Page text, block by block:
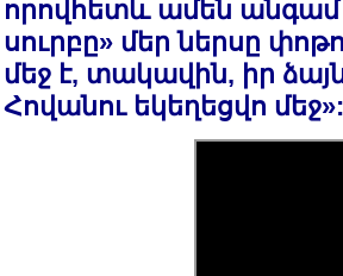
որովհետև ամեն անգամ
սուրբը» մեր ներսը
մեջ է, տակավին, իր
Հովանու եկեղեցվո մեջ»: